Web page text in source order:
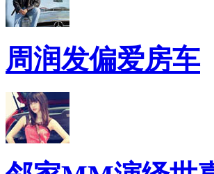
周润发偏爱房车